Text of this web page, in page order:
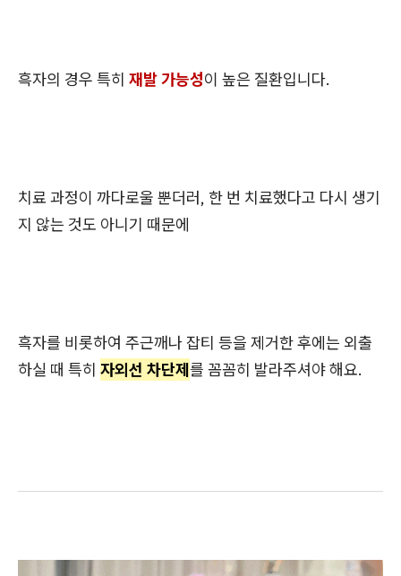
흑자의 경우 특히 재발 가능성이 높은 질환입니다.
치료 과정이 까다로울 뿐더러, 한 번 치료했다고 다시 생기
지 않는 것도 아니기 때문에
흑자를 비롯하여 주근깨나 잡티 등을 제거한 후에는 외출
하실 때 특히 자외선 차단제를 꼼꼼히 발라주셔야 해요.